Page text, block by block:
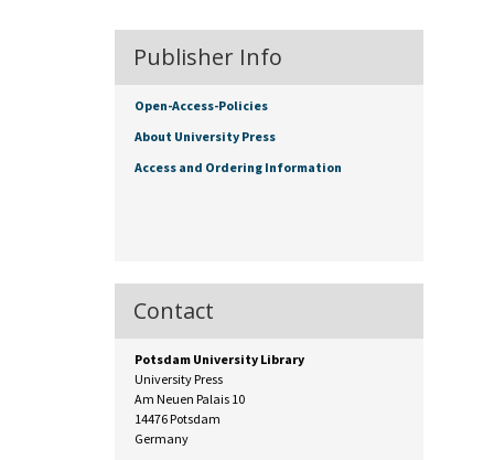
Publisher Info
Open-Access-Policies
About University Press
Access and Ordering Information
Contact
Potsdam University Library
University Press
Am Neuen Palais 10
14476 Potsdam
Germany